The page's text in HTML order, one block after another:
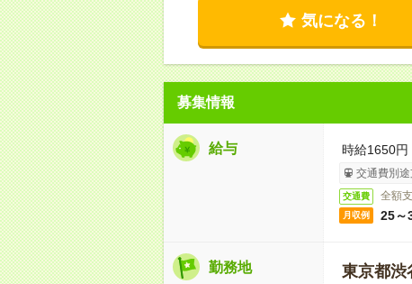
気になる！
募集情報
給与 時給1650
交通費別途
交通費 全額
月収例 25～
勤務地 東京都渋